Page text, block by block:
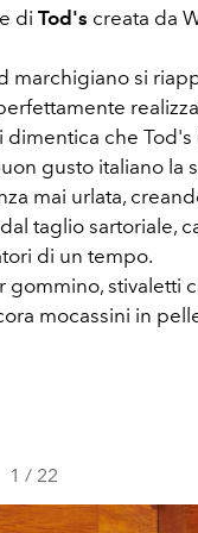
di Tod's creata da
marchigiano si
che
gusto italiano la
mai urlata,
taglio sartoriale,
di un tempo.
stivaletti
mocassini in
1 / 22